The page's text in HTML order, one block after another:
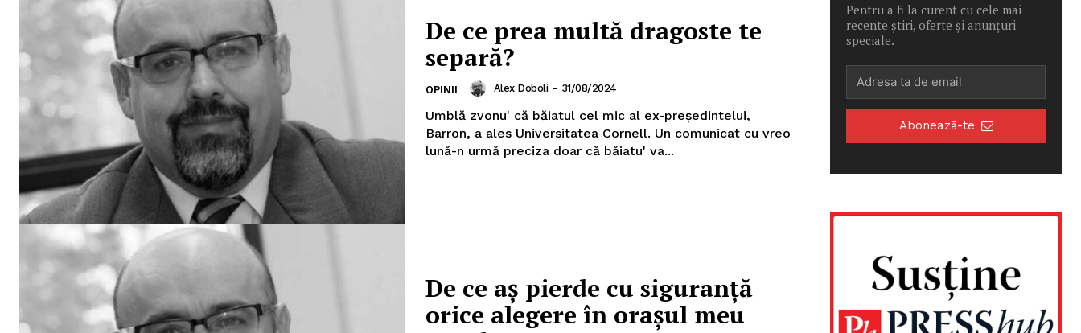
De ce prea multă dragoste te
separă?
OPINII Alex Doboli - 31/08/2024
Umblă zvonu' că băiatul cel mic al ex-președintelui,
Barron, a ales Universitatea Cornell. Un comunicat cu vreo
lună-n urmă preciza doar că băiatu' va...
De ce aș pierde cu siguranță
orice alegere în orașul meu
Pentru a fi la curent cu cele mai
recente știri, oferte și anunțuri
speciale.
Abonează-te